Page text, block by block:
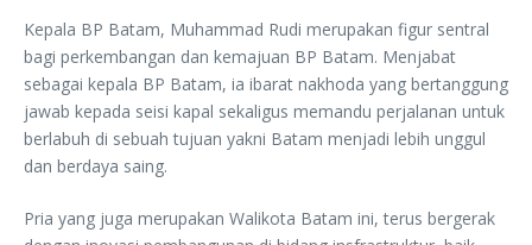
Kepala BP Batam, Muhammad Rudi merupakan figur sentral
bagi perkembangan dan kemajuan BP Batam. Menjabat
sebagai kepala BP Batam, ia ibarat nakhoda yang bertanggung
jawab kepada seisi kapal sekaligus memandu perjalanan untuk
berlabuh di sebuah tujuan yakni Batam menjadi lebih unggul
dan berdaya saing.
Pria yang juga merupakan Walikota Batam ini, terus bergerak